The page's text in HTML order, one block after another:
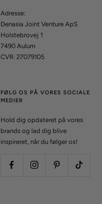
Adresse:
Denasia Joint Venture ApS
Holstebrovej 1
7490 Aulum
CVR: 27079105
FØLG OS PÅ VORES SOCIALE
MEDIER
Hold dig opdateret på vores
brands og lad dig blive
inspireret, når du følger os!